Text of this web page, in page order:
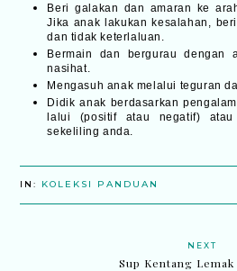
Beri galakan dan amaran ke
Jika anak lakukan kesalahan,
dan tidak keterlaluan.
Bermain dan bergurau dengan
nasihat.
Mengasuh anak melalui teguran
Didik anak berdasarkan
lalui (positif atau negatif)
sekeliling anda.
IN: KOLEKSI PANDUAN
NEXT
Sup Kentang